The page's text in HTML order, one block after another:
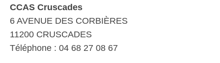
CCAS Cruscades
6 AVENUE DES CORBIÈRES
11200 CRUSCADES
Téléphone : 04 68 27 08 67